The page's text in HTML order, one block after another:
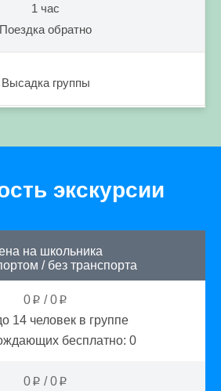
1 час
Поездка обратно
Высадка группы
экскурсии
на школьника
/ без транспорта
0 p /0 p
14 человек в группе
бесплатно: 0
0 p /0 p